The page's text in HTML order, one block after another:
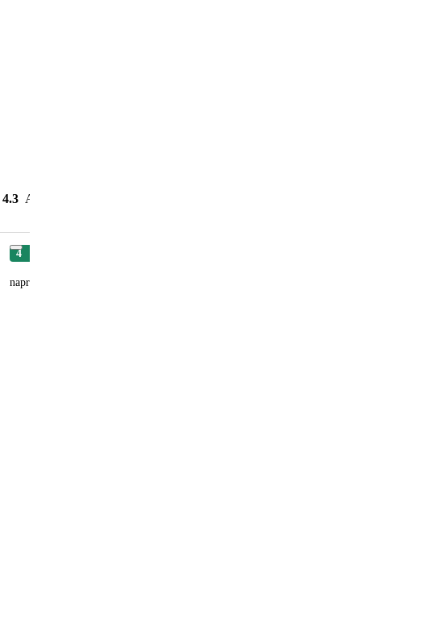
4.3 Atrakce v okolí
4
naprostá spokojenost